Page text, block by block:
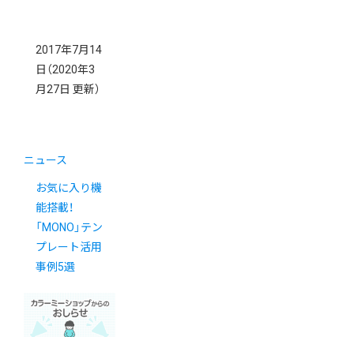
2017年7月14
日 （2020年3
月27日 更新）
ニュース
お気に入り機
能搭載！
「MONO」テン
プレート活用
事例5選